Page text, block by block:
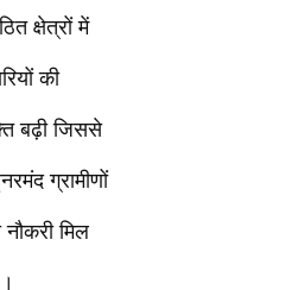
क्षेत्रों में
की
बढ़ी जिससे
ग्रामीणों
नौकरी मिल